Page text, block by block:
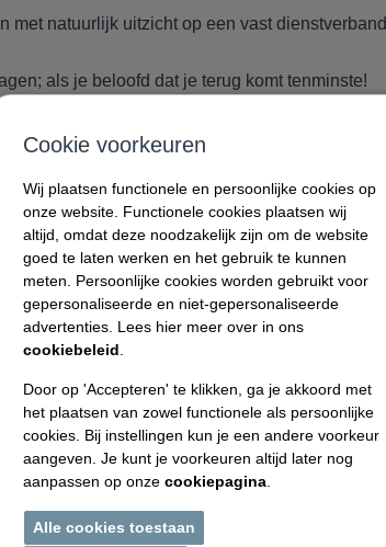
met natuurlijk uitzicht op een vast dienstverband
als je beloofd dat je terug komt tenminste!
van
en
we altijd
Cookie voorkeuren
Wij plaatsen functionele en persoonlijke cookies op
onze website. Functionele cookies plaatsen wij
altijd, omdat deze noodzakelijk zijn om de website
goed te laten werken en het gebruik te kunnen
meten. Persoonlijke cookies worden gebruikt voor
gepersonaliseerde en niet-gepersonaliseerde
advertenties. Lees hier meer over in ons
cookiebeleid
Door op 'Accepteren' te klikken, ga je akkoord met
het plaatsen van zowel functionele als persoonlijke
cookies. Bij instellingen kun je een andere voorkeur
aangeven. Je kunt je voorkeuren altijd later nog
aanpassen op onze cookiepagina
Alle cookies toestaan